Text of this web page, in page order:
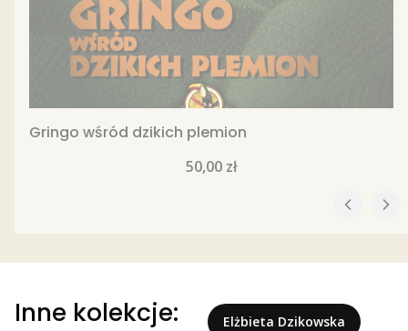
Gringo wśród dzikich plemion
Cena
50,00 zł
Inne kolekcje: Elżbieta Dzikowska